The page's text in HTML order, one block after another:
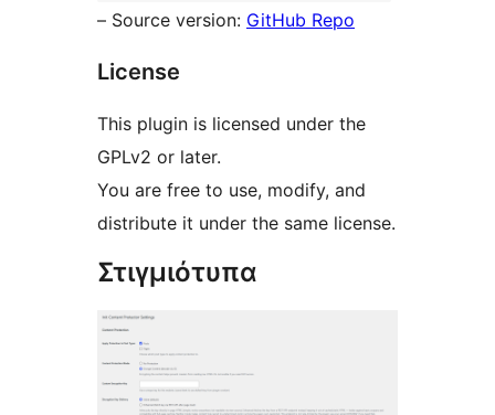
– Source version: GitHub Repo
License
This plugin is licensed under the
GPLv2 or later.
You are free to use, modify, and
distribute it under the same license.
Στιγμιότυπα